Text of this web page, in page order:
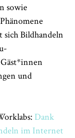
sowie
Bildhandeln
und
Dank
im Internet